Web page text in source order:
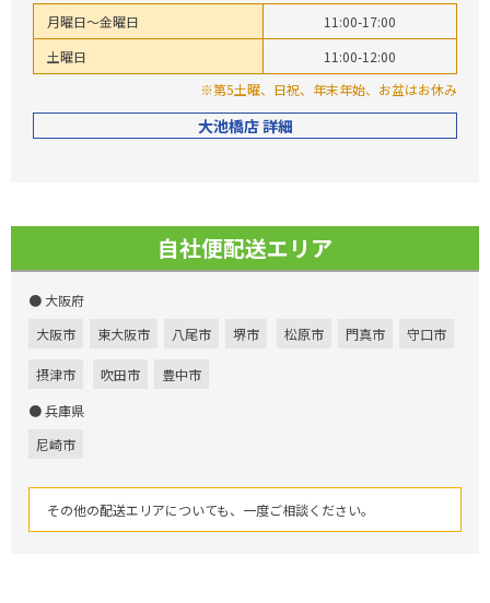
月曜日～金曜日
11:00-17:00
土曜日
11:00-12:00
※第5土曜、日祝、年末年始、お盆はお休み
大池橋店 詳細
自社便配送エリア
● 大阪府
大阪市
東大阪市 八尾市 堺市 松原市 門真市 守口市
摂津市 吹田市
豊中市
● 兵庫県
尼崎市
その他の配送エリアについても、一度ご相談ください。